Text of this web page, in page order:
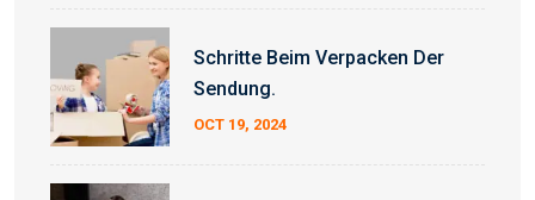
Schritte Beim Verpacken Der
Sendung.
OCT 19, 2024